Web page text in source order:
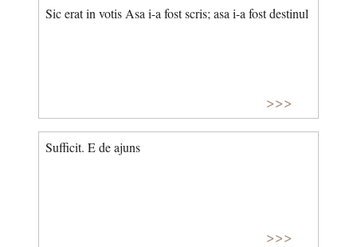
Sic erat in votis Asa i-a fost scris; asa i-a fost destinul
>>>
Sufficit. E de ajuns
>>>